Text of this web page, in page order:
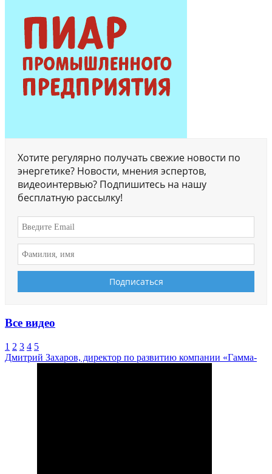
Хотите регулярно получать свежие новости по
энергетике? Новости, мнения эспертов,
видеоинтервью? Подпишитесь на нашу
бесплатную рассылку!
Все видео
1 2 3 4 5
Дмитрий Захаров, директор по развитию компании «Гамма-